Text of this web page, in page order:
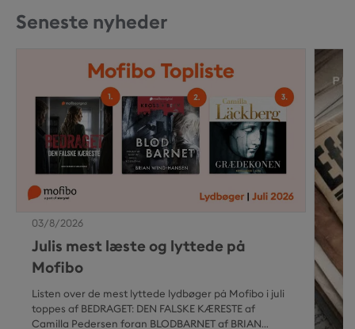
Seneste nyheder
03/8/2026
Julis mest læste og lyttede på
Mofibo
Listen over de mest lyttede lydbøger på Mofibo i juli
toppes af BEDRAGET: DEN FALSKE KÆRESTE af
Camilla Pedersen foran BLODBARNET af BRIAN